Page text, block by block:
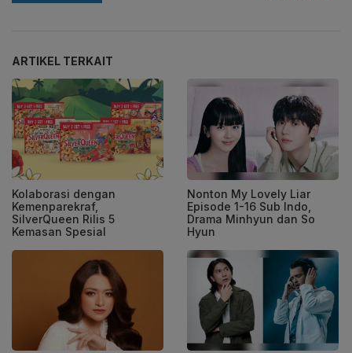
ARTIKEL TERKAIT
Kolaborasi dengan
Kemenparekraf,
SilverQueen Rilis 5
Kemasan Spesial
Nonton My Lovely Liar
Episode 1-16 Sub Indo,
Drama Minhyun dan So
Hyun